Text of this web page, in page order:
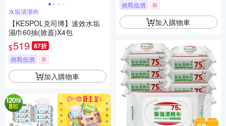
水垢清潔布
【KESPOL克司博】速效水垢
濕巾60抽(掀蓋)X4包
$519 87折
挑戰低價 券
加入購物車
挑戰低價 券
加入購物車